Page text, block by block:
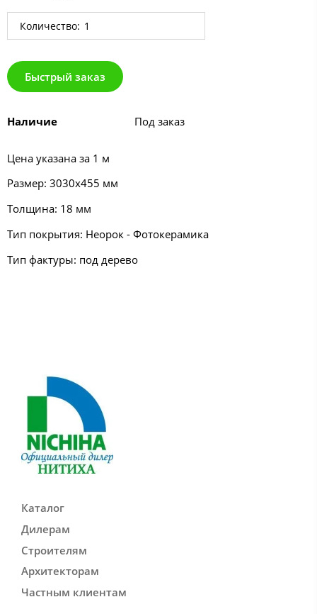
Количество:
Быстрый заказ
Наличие Под заказ
Цена указана за 1 м
Размер: 3030х455 мм
Толщина: 18 мм
Тип покрытия: Неорок - Фотокерамика
Тип фактуры: под дерево
Каталог
Дилерам
Строителям
Архитекторам
Частным клиентам